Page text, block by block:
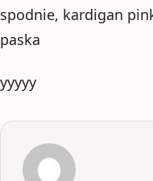
spodnie, kardigan
paska
yyyyy